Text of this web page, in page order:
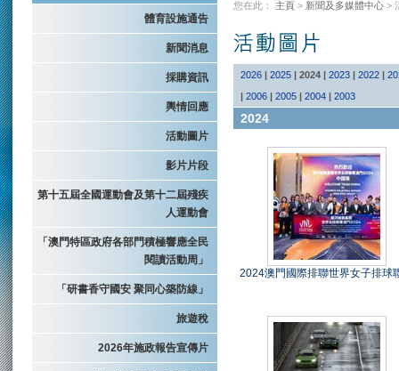
體育設施通告
新聞消息
採購資訊
輿情回應
活動圖片
影片片段
第十五屆全國運動會及第十二屆殘疾
人運動會
「澳門特區政府各部門積極響應全民
閱讀活動周」
「研書香守國安 聚同心築防線」
旅遊稅
2026年施政報告宣傳片
您在此： 主頁 > 新聞及多媒體中心 >
2026 | 2025 | 2024 | 2023 | 2022 |
| 2006 | 2005 | 2004 | 2003
2024
2024澳門國際排聯世界女子排球